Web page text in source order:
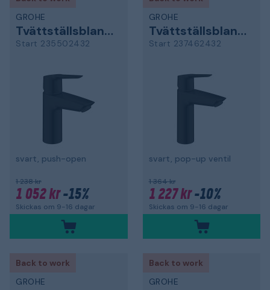
GROHE
Tvättställsblandare
Start 235502432
svart, push-open
1 238 kr
1 052 kr-15%
Skickas om 9-16 dagar
GROHE
Tvättställsblandare
Start 237462432
svart, pop-up ventil
1 364 kr
1 227 kr-10%
Skickas om 9-16 dagar
Back to work
GROHE
Back to work
GROHE